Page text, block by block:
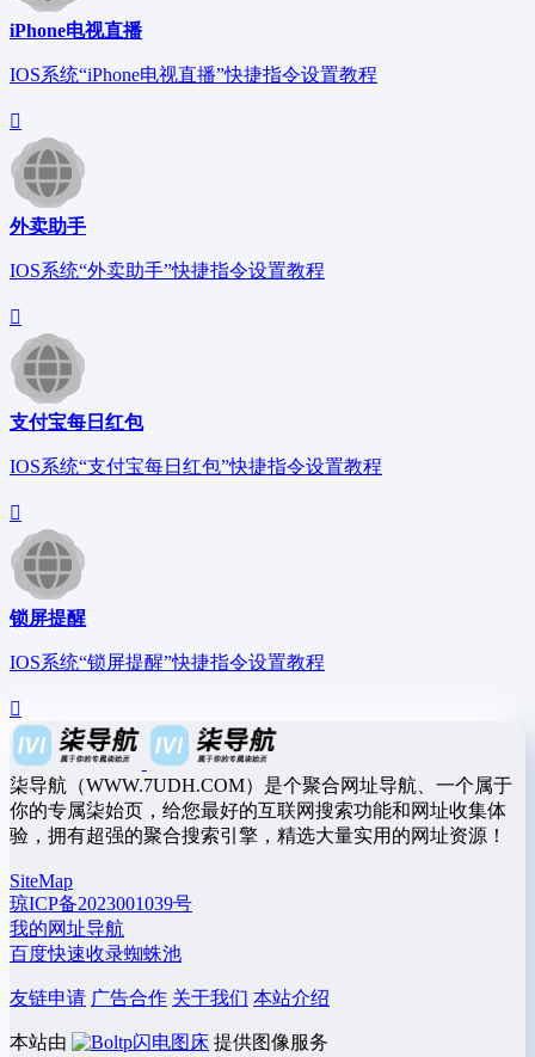
iPhone电视直播
IOS系统“iPhone电视直播”快捷指令设置教程
外卖助手
IOS系统“外卖助手”快捷指令设置教程
支付宝每日红包
IOS系统“支付宝每日红包”快捷指令设置教程
锁屏提醒
IOS系统“锁屏提醒”快捷指令设置教程
柒导航（WWW.7UDH.COM）是个聚合网址导航、一个属于
你的专属柒始页，给您最好的互联网搜索功能和网址收集体
验，拥有超强的聚合搜索引擎，精选大量实用的网址资源！
SiteMap
琼ICP备2023001039号
我的网址导航
百度快速收录蜘蛛池
友链申请 广告合作 关于我们 本站介绍
本站由 闪电图床 提供图像服务